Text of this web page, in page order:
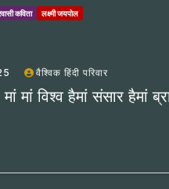
कविता लक्ष्मी जयपोल
वैश्विक हिंदी परिवार
मां विश्व हैमां संसार हैमां